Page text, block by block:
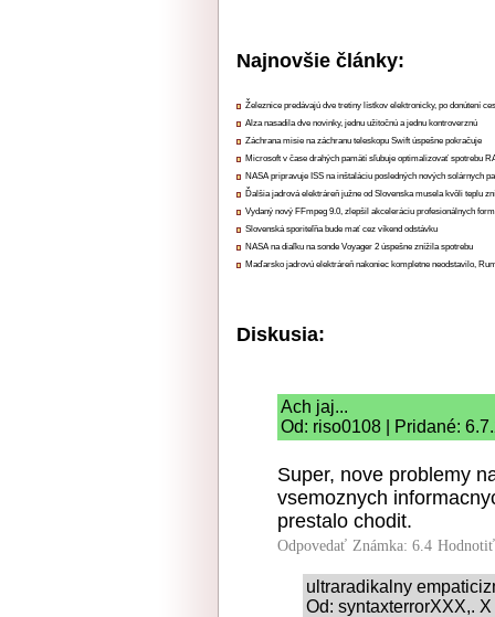
Najnovšie články:
Železnice predávajú dve tretiny lístkov elektronicky, po donútení
Alza nasadila dve novinky, jednu užitočnú a jednu kontroverznú
Záchrana misie na záchranu teleskopu Swift úspešne pokračuje
Microsoft v čase drahých pamätí sľubuje optimalizovať spotrebu
NASA pripravuje ISS na inštaláciu posledných nových solárnych
Ďalšia jadrová elektráreň južne od Slovenska musela kvôli teplu
Vydaný nový FFmpeg 9.0, zlepšil akceleráciu profesionálnych
Slovenská sporiteľňa bude mať cez víkend odstávku
NASA na diaľku na sonde Voyager 2 úspešne znížila spotrebu
Maďarsko jadrovú elektráreň nakoniec kompletne neodstavilo,
Diskusia:
Ach jaj...
Od: riso0108 | Pridané:
Super, nove problemy
vsemoznych
prestalo chodit.
Odpovedať Známka: 6.4
ultraradikalny
Od: syntaxterrorXXX,.